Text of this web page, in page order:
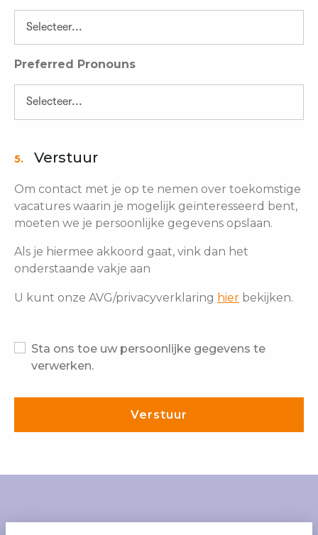
Preferred Pronouns
5. Verstuur
Om contact met je op te nemen over toekomstige
vacatures waarin je mogelijk geïnteresseerd bent,
moeten we je persoonlijke gegevens opslaan.
Als je hiermee akkoord gaat, vink dan het
onderstaande vakje aan
U kunt onze AVG/privacyverklaring hier bekijken.
Sta ons toe uw persoonlijke gegevens te
verwerken.
Verstuur